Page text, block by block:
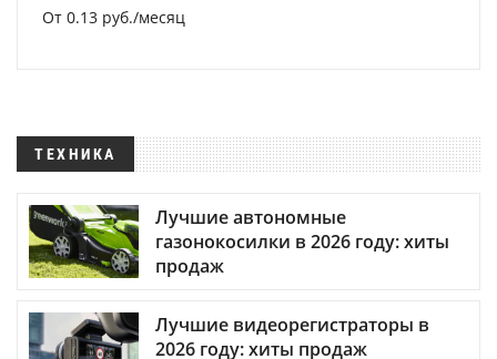
От 0.13 руб./месяц
ТЕХНИКА
Лучшие автономные
газонокосилки в 2026 году: хиты
продаж
Лучшие видеорегистраторы в
2026 году: хиты продаж